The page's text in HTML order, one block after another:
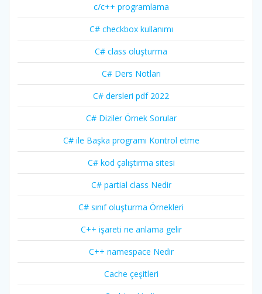
c/c++ programlama
C# checkbox kullanımı
C# class oluşturma
C# Ders Notları
C# dersleri pdf 2022
C# Diziler Örnek Sorular
C# ile Başka programı Kontrol etme
C# kod çalıştırma sitesi
C# partial class Nedir
C# sınıf oluşturma Örnekleri
C++ işareti ne anlama gelir
C++ namespace Nedir
Cache çeşitleri